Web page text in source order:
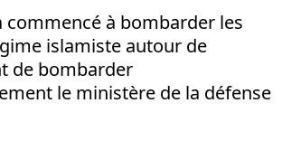
commencé à bombarder les
islamiste autour de
de bombarder
le ministère de la défense